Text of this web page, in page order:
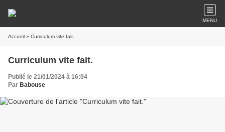
MENU
Accueil » Curriculum vite fait.
Curriculum vite fait.
Publié le 21/01/2024 à 16:04
Par Babouse